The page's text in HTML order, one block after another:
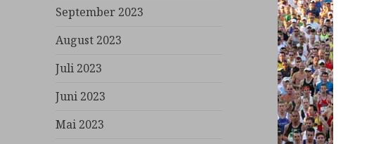
September 2023
August 2023
Juli 2023
Juni 2023
Mai 2023